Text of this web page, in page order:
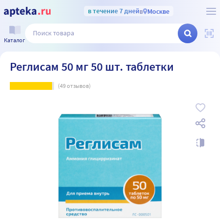
в течение 7 днейв Москве
Каталог
Реглисам 50 мг 50 шт. таблетки
(49отзывов)